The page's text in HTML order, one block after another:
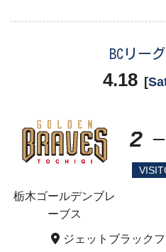
BCリー
4.18 [
栃木ゴールデンブレ
ーブス
2
ジェットブラック